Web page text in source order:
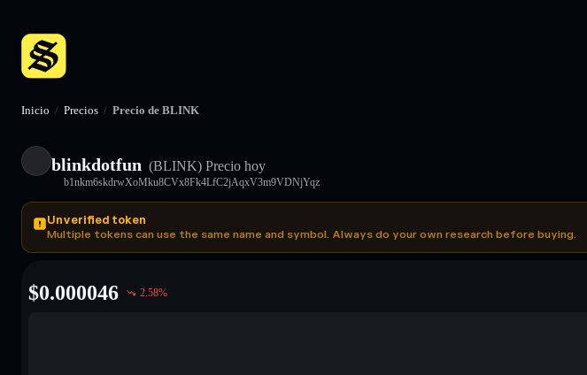
Inicio / Precios / Precio de BLINK
blinkdotfun (BLINK) Precio hoy
b1nkm6skdrwXoMku8CVx8Fk4LfC2jAqxV3m9VDNjYqz
Unverified token
Multiple tokens can use the same name and symbol. Always do your own research before buying.
$0.000046 2.58%